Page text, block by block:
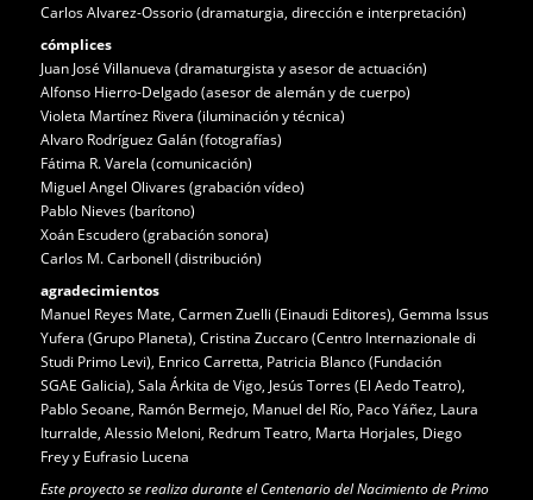
Carlos Alvarez-Ossorio (dramaturgia, dirección e interpretación)
cómplices
Juan José Villanueva (dramaturgista y asesor de actuación)
Alfonso Hierro-Delgado (asesor de alemán y de cuerpo)
Violeta Martínez Rivera (iluminación y técnica)
Alvaro Rodríguez Galán(fotografías)
Fátima R. Varela (comunicación)
Miguel Angel Olivares (grabación vídeo)
Pablo Nieves (barítono)
Xoán Escudero (grabación sonora)
Carlos M. Carbonell (distribución)
agradecimientos
Manuel Reyes Mate, Carmen Zuelli (Einaudi Editores), Gemma Issus
Yufera (Grupo Planeta), Cristina Zuccaro (Centro Internazionale di
Studi Primo Levi), Enrico Carretta, Patricia Blanco (Fundación
SGAE Galicia), Sala Árkita de Vigo, Jesús Torres (El Aedo Teatro),
Pablo Seoane, Ramón Bermejo, Manuel del Río, Paco Yáñez, Laura
Iturralde, Alessio Meloni, Redrum Teatro, Marta Horjales, Diego
Frey y Eufrasio Lucena
Este proyecto se realiza durante el Centenario del Nacimiento de Primo